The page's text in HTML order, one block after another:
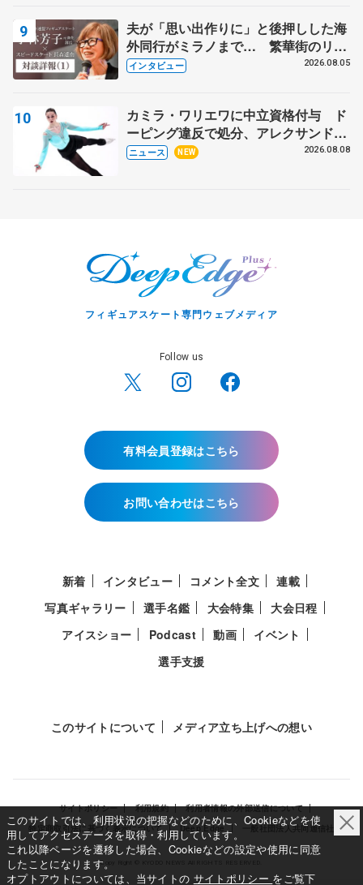
夫が「思い出作りに」と後押しした海
外同行がミラノまで… 繁華街のリン
クでは不良のお兄さんも味方に 小林
インタビュー 2026.08.05
カミラ・ワリエワに中立資格付与 ド
ーピング違反で処分、アレクサンド
ラ・イグナトワも
ニュース NEW 2026.08.08
フィギュアスケート専門ウェブメディア
Follow us
有料会員登録はこちら
お問い合わせはこちら
新着 インタビュー コメント全文
連載
写真ギャラリー
選手名鑑 大会特集
大会日程
アイスショー
Podcast 動画
イベント
選手支援
このサイトについて メディア立ち上げへの想い
サイトポリシー 利用規約
利用者情報の外部送信について
特定商取引法に基づく表示について
Deep Edge 一般社団法人共同通信社
Copy Right © KYODO NEWS All RIGHTS RESERVED.
このサイトでは、利用状況の把握などのために、Cookieなどを使
用してアクセスデータを取得・利用しています。
これ以降ページを遷移した場合、Cookieなどの設定や使用に同意
したことになります。
オプトアウトについては、当サイトの サイトポリシー をご覧下